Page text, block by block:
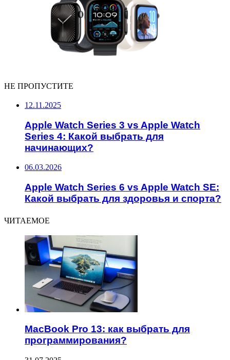
НЕ ПРОПУСТИТЕ
12.11.2025
Apple Watch Series 3 vs Apple Watch
Series 4: Какой выбрать для
начинающих?
06.03.2026
Apple Watch Series 6 vs Apple Watch SE:
Какой выбрать для здоровья и спорта?
ЧИТАЕМОЕ
MacBook Pro 13: как выбрать для
программирования?